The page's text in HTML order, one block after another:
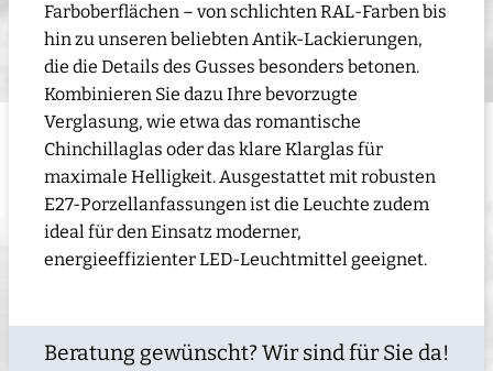
Farboberflächen – von schlichten RAL-Farben bis
hin zu unseren beliebten Antik-Lackierungen,
die die Details des Gusses besonders betonen.
Kombinieren Sie dazu Ihre bevorzugte
Verglasung, wie etwa das romantische
Chinchillaglas oder das klare Klarglas für
maximale Helligkeit. Ausgestattet mit robusten
E27-Porzellanfassungen ist die Leuchte zudem
ideal für den Einsatz moderner,
energieeffizienter LED-Leuchtmittel geeignet.
Beratung gewünscht? Wir sind für Sie da!